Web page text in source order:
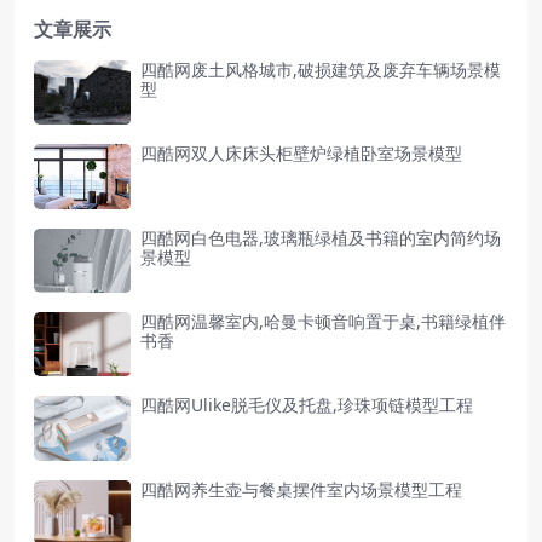
文章展示
四酷网废土风格城市,破损建筑及废弃车辆场景模
型
四酷网双人床床头柜壁炉绿植卧室场景模型
四酷网白色电器,玻璃瓶绿植及书籍的室内简约场
景模型
四酷网温馨室内,哈曼卡顿音响置于桌,书籍绿植伴
书香
四酷网Ulike脱毛仪及托盘,珍珠项链模型工程
四酷网养生壶与餐桌摆件室内场景模型工程